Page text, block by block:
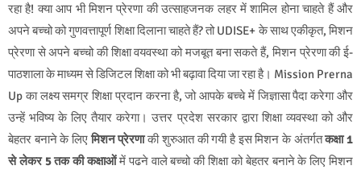
रहा है! क्या आप भी मिशन प्रेरणा की उत्साहजनक लहर में शामिल होना चाहते हैं और
अपने बच्चो को गुणवत्तापूर्ण शिक्षा दिलाना चाहते हैं? तो UDISE+ के साथ एकीकृत, मिशन
प्रेरणा से अपने बच्चो की शिक्षा वयवस्था को मजबूत बना सकते हैं, मिशन प्रेरणा की ई-
पाठशाला के माध्यम से डिजिटल शिक्षा को भी बढ़ावा दिया जा रहा है। Mission Prerna
Up का लक्ष्य समग्र शिक्षा प्रदान करना है, जो आपके बच्चे में जिज्ञासा पैदा करेगा और
उन्हें भविष्य के लिए तैयार करेगा। उत्तर प्रदेश सरकार द्वारा शिक्षा व्यवस्था को और
बेहतर बनाने के लिएमिशन प्रेरणाकी शुरुआत की गयी है इस मिशन के अंतर्गतकक्षा 1
से लेकर 5 तक की कक्षाओंमें पढने वाले बच्चो की शिक्षा को बेहतर बनाने के लिए मिशन